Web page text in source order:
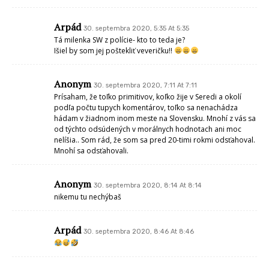
Arpád 30. septembra 2020, 5:35 At 5:35
Tá milenka SW z polície- kto to teda je?
Išiel by som jej poštekliť veveričku!!
Anonym 30. septembra 2020, 7:11 At 7:11
Prísaham, že toľko primitivov, koľko žije v Seredi a okolí
podľa počtu tupych komentárov, toľko sa nenachádza
hádam v žiadnom inom meste na Slovensku. Mnohí z vás sa
od týchto odsúdených v morálnych hodnotach ani moc
nelíšia.. Som rád, že som sa pred 20-timi rokmi odsťahoval.
Mnohí sa odsťahovali.
Anonym 30. septembra 2020, 8:14 At 8:14
nikemu tu nechýbaš
Arpád 30. septembra 2020, 8:46 At 8:46